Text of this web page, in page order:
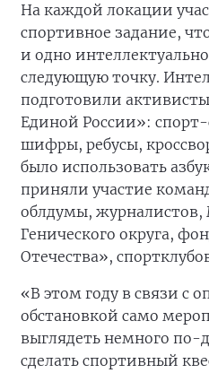
На каждой локации
спортивное задание,
и одно
следующую точку.
подготовили
Единой России»:
шифры, ребусы,
было использовать
приняли участие
облдумы,
Генического округа,
Отечества»,
«В этом году в связи с
обстановкой само
выглядеть немного по-
сделать спортивный